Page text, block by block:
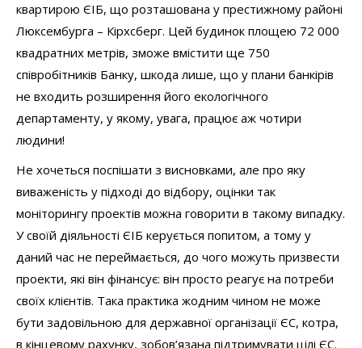
квартирою ЄІБ, що розташована у престижному районі
Люксембурга – Кірхсберг. Цей будинок площею 72 000
квадратних метрів, зможе вмістити ще 750
співробітників Банку, шкода лише, що у плани банкірів
не входить розширення його екологічного
департаменту, у якому, увага, працює аж чотири
людини!
Не хочеться поспішати з висновками, але про яку
виваженість у підході до відбору, оцінки так
моніторингу проектів можна говорити в такому випадку.
У своїй діяльності ЄІБ керується попитом, а тому у
даний час не переймається, до чого можуть призвести
проекти, які він фінансує: він просто реагує на потреби
своїх клієнтів. Така практика жодним чином не може
бути задовільною для державної організації ЄС, котра,
в кінцевому рахунку, зобов’язана підтримувати цілі ЄС.